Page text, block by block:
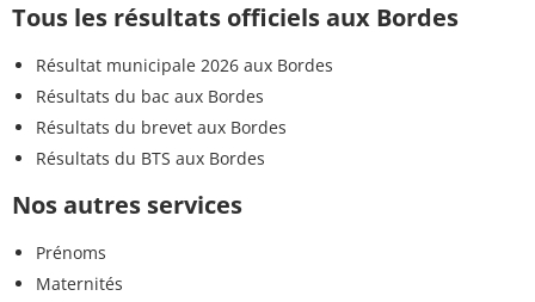
Tous les résultats officiels aux Bordes
Résultat municipale 2026 aux Bordes
Résultats du bac aux Bordes
Résultats du brevet aux Bordes
Résultats du BTS aux Bordes
Nos autres services
Prénoms
Maternités